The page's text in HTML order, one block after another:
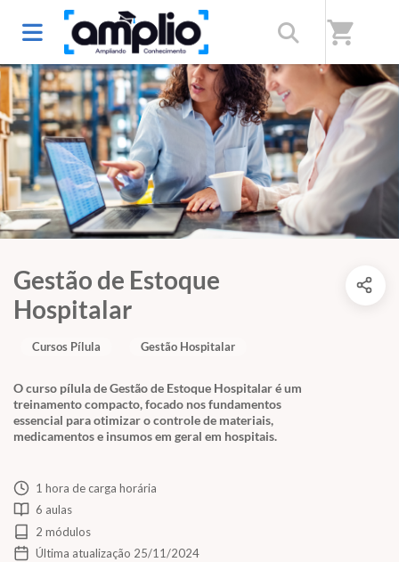
shopping_cart
Gestão de Estoque
Hospitalar
O curso pílula de Gestão de Estoque Hospitalar é um
treinamento compacto, focado nos fundamentos
essencial para otimizar o controle de materiais,
medicamentos e insumos em geral em hospitais.
Cursos Pílula Gestão Hospitalar
1 hora de carga horária
6 aulas
2 módulos
Última atualização 25/11/2024